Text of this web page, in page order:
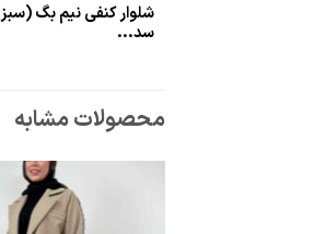
شلوار کنفی نیم بگ (سبز
سد...
محصولات مشابه